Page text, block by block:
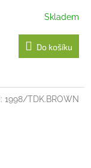
R
M
A
Skladem
Do košíku
1998/TDK.BROWN